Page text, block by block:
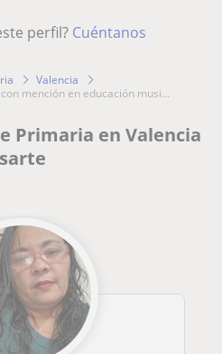
perfil? Cuéntanos
Valencia
mención en educación musi...
Primaria en Valencia